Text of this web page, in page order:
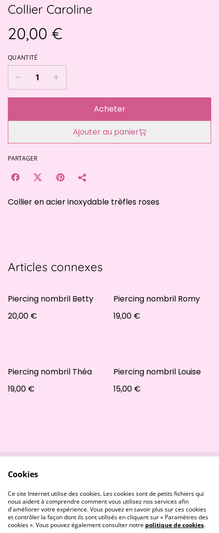
Collier Caroline
20,00 €
QUANTITÉ
Acheter
Ajouter au panier
PARTAGER
Collier en acier inoxydable trèfles roses
Articles connexes
Piercing nombril Betty
20,00 €
Piercing nombril Romy
19,00 €
Piercing nombril Théa
19,00 €
Piercing nombril Louise
15,00 €
Contactez-nous
Politique de
confidentialité
Politique de cookies
Cookies
Ce site Internet utilise des cookies. Les cookies sont de petits fichiers qui
nous aident à comprendre comment vous utilisez nos services afin
d'améliorer votre expérience. Vous pouvez en savoir plus sur ces cookies
et contrôler la façon dont ils sont utilisés en cliquant sur « Paramètres des
cookies ». Vous pouvez également consulter notre politique de cookies.